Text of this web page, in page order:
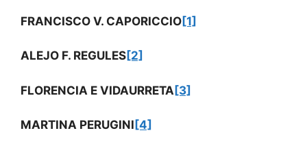
FRANCISCO V. CAPORICCIO[1]
ALEJO F. REGULES [2]
FLORENCIA E VIDAURRETA[3]
MARTINA PERUGINI [4]